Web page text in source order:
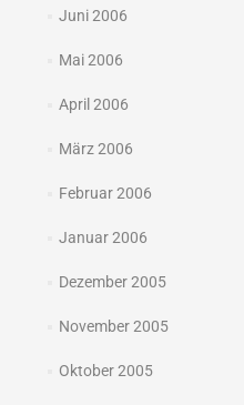
Juni 2006
Mai 2006
April 2006
März 2006
Februar 2006
Januar 2006
Dezember 2005
November 2005
Oktober 2005